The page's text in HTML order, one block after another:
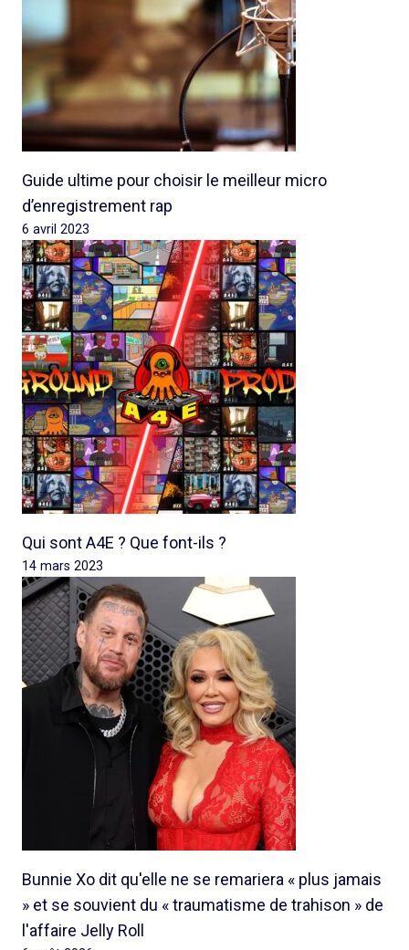
Guide ultime pour choisir le meilleur micro
d’enregistrement rap
6 avril 2023
Qui sont A4E ? Que font-ils ?
14 mars 2023
Bunnie Xo dit qu'elle ne se remariera « plus jamais
» et se souvient du « traumatisme de trahison » de
l'affaire Jelly Roll